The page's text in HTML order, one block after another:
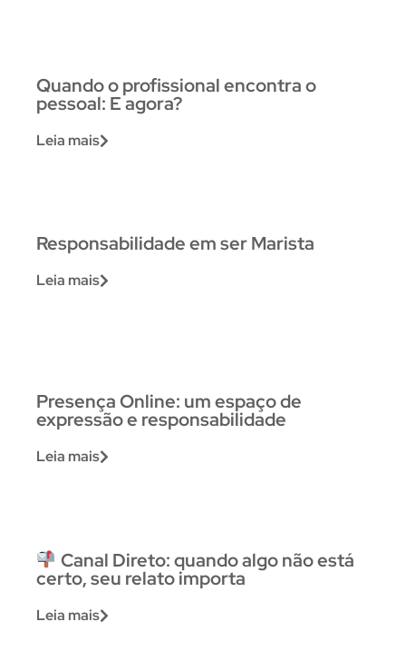
Quando o profissional encontra o
pessoal: E agora?
Leia mais
Responsabilidade em ser Marista
Leia mais
Presença Online: um espaço de
expressão e responsabilidade
Leia mais
Canal Direto: quando algo não está
certo, seu relato importa
Leia mais